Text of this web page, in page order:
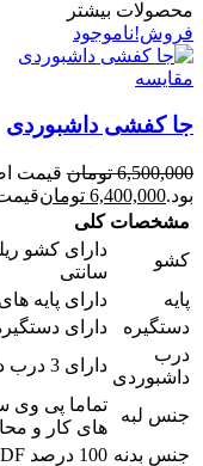
محصولات بیشتر
فروش!ناموجود
مقایسه
جا کفشی داشبوردی
6,500,000 تومان
بود.6,400,000 تومانقیمت
کشو
سانتی
پایه
دارای پایه
دستگیره
دارای
درب
داشبوردی
دارای 3 درب داشبوردی با یراق ترک درجه یک
مشخصات کلی
جنس لبه
تماما پی وی
های کار و
جنس بدنه 100 درصد MDF با تراکم بالا